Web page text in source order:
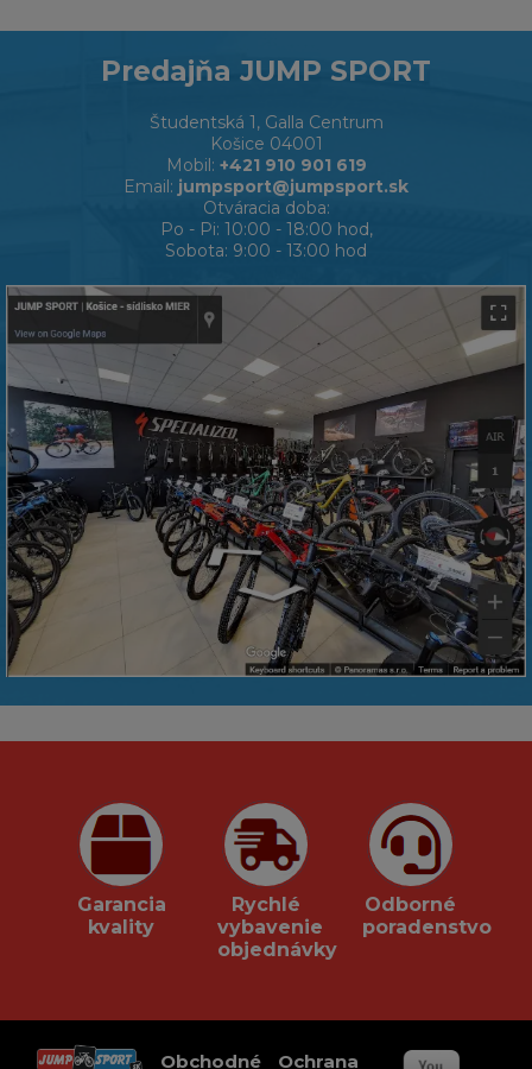
Predajňa JUMP SPORT
Študentská 1, Galla Centrum
Košice 04001
Mobil: +421 910 901 619
Email: jumpsport@jumpsport.sk
Otváracia doba:
Po - Pi: 10:00 - 18:00 hod,
Sobota: 9:00 - 13:00 hod
Garancia
kvality
Rychlé
vybavenie
objednávky
Odborné
poradenstvo
Obchodné Ochrana